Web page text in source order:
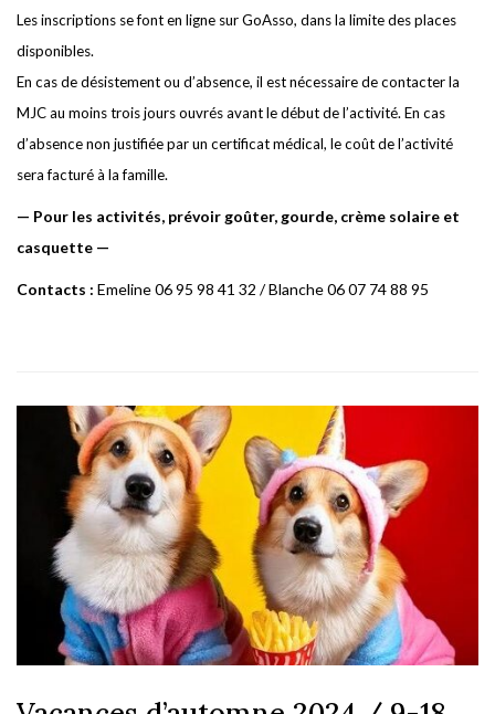
Les inscriptions se font en ligne sur GoAsso, dans la limite des places
disponibles.
En cas de désistement ou d’absence, il est nécessaire de contacter la
MJC au moins trois jours ouvrés avant le début de l’activité. En cas
d’absence non justifiée par un certificat médical, le coût de l’activité
sera facturé à la famille.
— Pour les activités, prévoir goûter, gourde, crème solaire et
casquette —
Contacts : Emeline 06 95 98 41 32 /Blanche 06 07 74 88 95